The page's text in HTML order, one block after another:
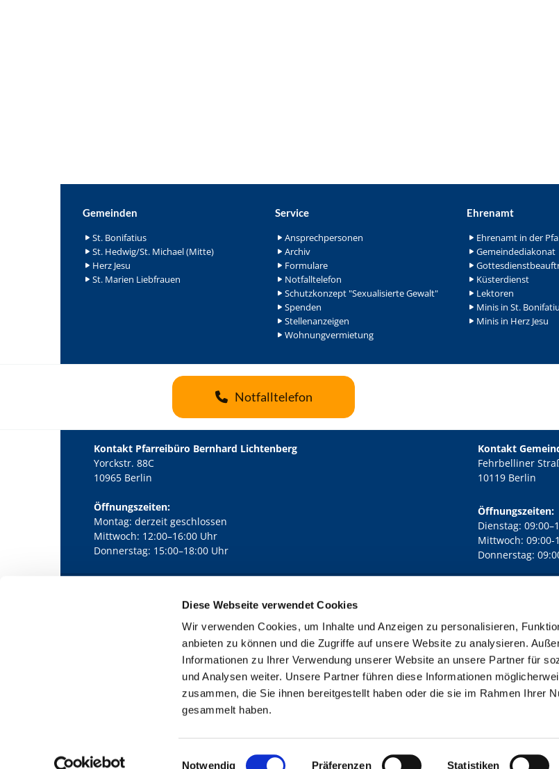
Diese Webseite verwendet Cookies
Wir verwenden Cookies, um Inhalte und Anzeigen zu personalisieren,
anbieten zu können und die Zugriffe auf unsere Website zu analysieren.
Informationen zu Ihrer Verwendung unserer Website an unsere Partner für
und Analysen weiter. Unsere Partner führen diese Informationen
zusammen, die Sie ihnen bereitgestellt haben oder die sie im Rahmen Ihrer
gesammelt haben.
Notwendig Präferenzen Statistiken
Gemeinden
St. Bonifatius
St. Hedwig/St. Michael (Mitte)
Herz Jesu
St. Marien Liebfrauen
Service
Ansprechpersonen
Archiv
Formulare
Notfalltelefon
Schutzkonzept "Sexualisierte Gewalt"
Spenden
Stellenanzeigen
Wohnungvermietung
Ehrenamt
Ehrenamt in der
Gemeindediakonat
Küsterdienst
Lektoren
Minis in St.
Minis in Herz Jesu
Notfalltelefon
Kontakt Pfarreibüro Bernhard Lichtenberg
Yorckstr. 88C
10965 Berlin
Öffnungszeiten:
Montag: derzeit geschlossen
Mittwoch: 12:00–16:00 Uhr
Donnerstag: 15:00–18:00 Uhr
Kontakt
Fehrbelliner
10119 Berlin
Öffnungszeiten:
Dienstag:
Mittwoch: 09:00-
Donnerstag:
Kath. Kirchengemeinde Pfarrei Bernhard Lichtenberg Berlin-Mitte · Yorckstr. 88C, 10965 Berlin
Kontaktinformationen Impressum